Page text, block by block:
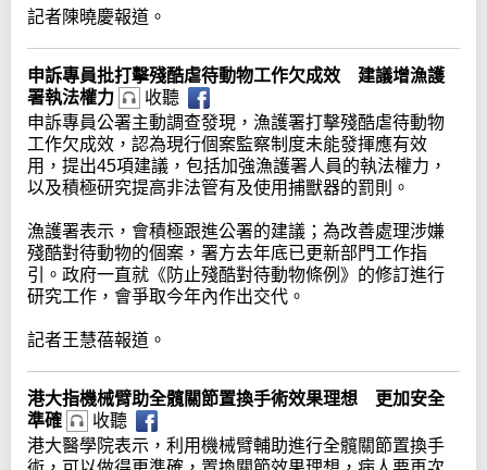
記者陳曉慶報道。
申訴專員批打擊殘酷虐待動物工作欠成效 建議增漁護
署執法權力
收聽
申訴專員公署主動調查發現，漁護署打擊殘酷虐待動物
工作欠成效，認為現行個案監察制度未能發揮應有效
用，提出45項建議，包括加強漁護署人員的執法權力，
以及積極研究提高非法管有及使用捕獸器的罰則。
漁護署表示，會積極跟進公署的建議；為改善處理涉嫌
殘酷對待動物的個案，署方去年底已更新部門工作指
引。政府一直就《防止殘酷對待動物條例》的修訂進行
研究工作，會爭取今年內作出交代。
記者王慧蓓報道。
港大指機械臂助全髖關節置換手術效果理想 更加安全
準確
收聽
港大醫學院表示，利用機械臂輔助進行全髖關節置換手